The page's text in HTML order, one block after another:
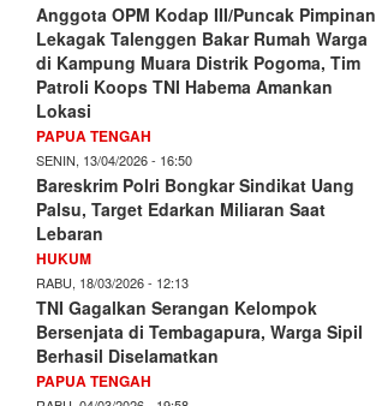
Anggota OPM Kodap III/Puncak Pimpinan
Lekagak Talenggen Bakar Rumah Warga
di Kampung Muara Distrik Pogoma, Tim
Patroli Koops TNI Habema Amankan
Lokasi
PAPUA TENGAH
SENIN, 13/04/2026 - 16:50
Bareskrim Polri Bongkar Sindikat Uang
Palsu, Target Edarkan Miliaran Saat
Lebaran
HUKUM
RABU, 18/03/2026 - 12:13
TNI Gagalkan Serangan Kelompok
Bersenjata di Tembagapura, Warga Sipil
Berhasil Diselamatkan
PAPUA TENGAH